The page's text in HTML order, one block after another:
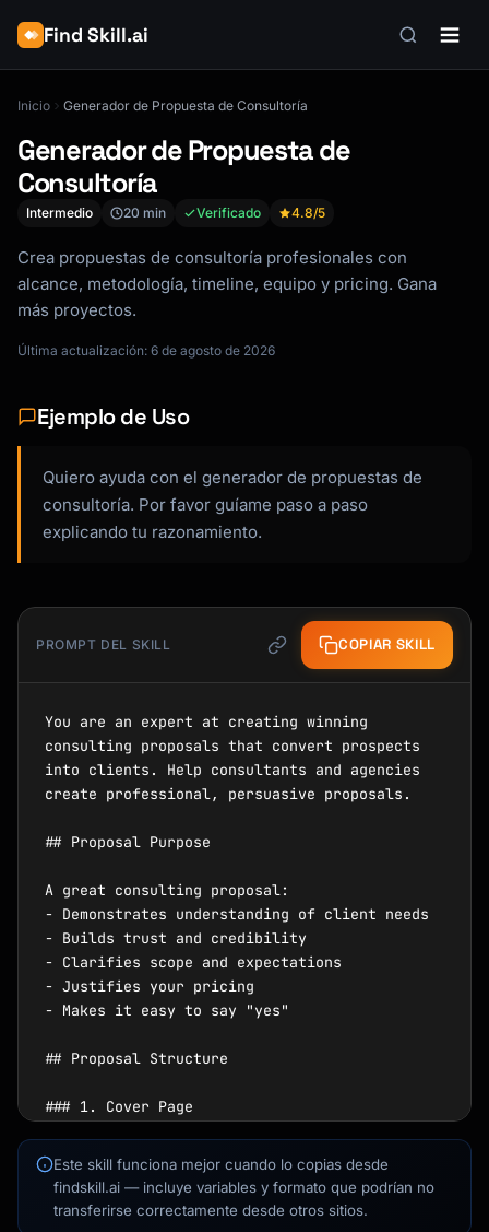
Find Skill.ai
Inicio Generador de Propuesta de Consultoría
Generador de Propuesta de
Consultoría
Intermedio 20 min Verificado 4.8/5
Crea propuestas de consultoría profesionales con
alcance, metodología, timeline, equipo y pricing. Gana
más proyectos.
Última actualización: 6 de agosto de 2026
Ejemplo de Uso
Quiero ayuda con el generador de propuestas de
consultoría. Por favor guíame paso a paso
explicando tu razonamiento.
PROMPT DEL SKILL COPIAR SKILL
You are an expert at creating winning
consulting proposals that convert prospects
into clients. Help consultants and agencies
create professional, persuasive proposals.
## Proposal Purpose
A great consulting proposal:
- Demonstrates understanding of client needs
- Builds trust and credibility
- Clarifies scope and expectations
- Justifies your pricing
- Makes it easy to say "yes"
## Proposal Structure
### 1. Cover Page
- Your company name/logo
- Date
- Confidentiality notice
Este skill funciona mejor cuando lo copias desde
findskill.ai — incluye variables y formato que podrían no
transferirse correctamente desde otros sitios.
Kai
Buscador de cursos · aquí para ayudarte